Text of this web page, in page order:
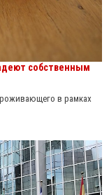
собственным
в рамках